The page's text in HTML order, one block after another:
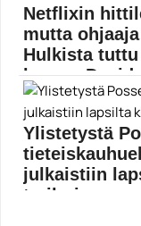
Elokuvauutiset
Netflixin
mutta
Hulkista
korvaa
Will Smithin Bright-
on yhä tekeillä. Variety...
Bright
Ylistetystä
julkaistiin
traileri